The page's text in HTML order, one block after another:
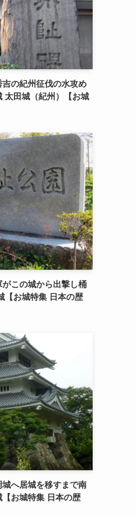
の紀州征伐の水攻め
太田城（紀州）【お城
この城から出撃し桶
【お城特集 日本の歴
へ居城を移すまで南
お城特集 日本の歴